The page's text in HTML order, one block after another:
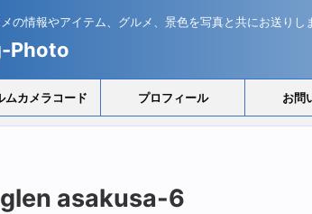
の情報やアイテム、グルメ、景色を写真と共にお送りし
Photo
ムカメラコード プロフィール お問
asakusa-6